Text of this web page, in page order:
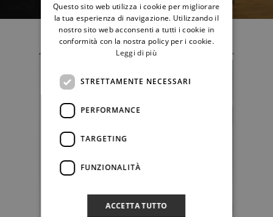
Questo sito web utilizza i cookie per migliorare
la tua esperienza di navigazione. Utilizzando il
nostro sito web acconsenti a tutti i cookie in
conformità con la nostra policy per i cookie.
Leggi di più
STRETTAMENTE NECESSARI
PERFORMANCE
TARGETING
FUNZIONALITÀ
ACCETTA TUTTO